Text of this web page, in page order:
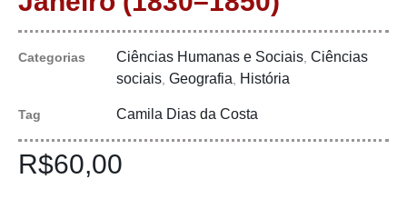
Categorias Ciências Humanas e Sociais Ciências
sociais Geografia História
Tag Camila Dias da Costa
R$60,00